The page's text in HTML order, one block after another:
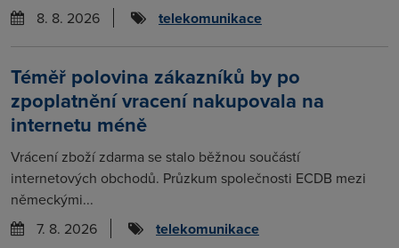
8. 8. 2026
telekomunikace
Téměř polovina zákazníků by po
zpoplatnění vracení nakupovala na
internetu méně
Vrácení zboží zdarma se stalo běžnou součástí
internetových obchodů. Průzkum společnosti ECDB mezi
německými...
7. 8. 2026
telekomunikace